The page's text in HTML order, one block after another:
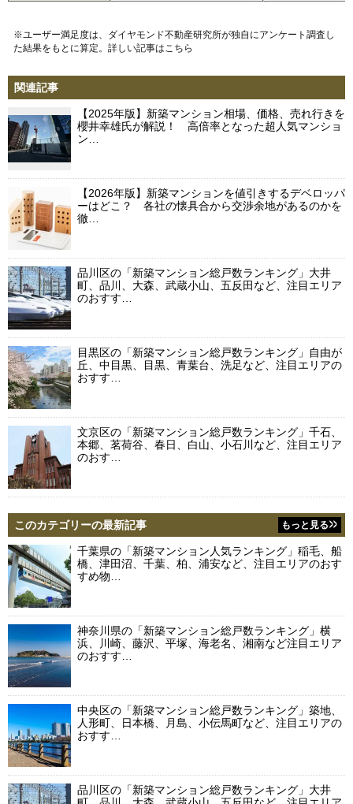
※ユーザー満足度は、ダイヤモンド不動産研究所が独自にアンケート調査し
た結果をもとに算定。詳しい記事は こちら
関連記事
【2025年版】新築マンション相場、価格、売れ行きを
櫻井幸雄氏が解説！ 高倍率となった超人気マンショ
ン…
【2026年版】新築マンションを値引きするデベロッパ
ーはどこ？ 各社の懐具合から交渉余地があるのかを
徹…
品川区の「新築マンション総戸数ランキング」大井
町、品川、大森、武蔵小山、五反田など、注目エリア
のおすす…
目黒区の「新築マンション総戸数ランキング」自由が
丘、中目黒、目黒、青葉台、洗足など、注目エリアの
おすす…
文京区の「新築マンション総戸数ランキング」千石、
本郷、茗荷谷、春日、白山、小石川など、注目エリア
のおす…
このカテゴリーの最新記事 もっと見る
千葉県の「新築マンション人気ランキング」稲毛、船
橋、津田沼、千葉、柏、浦安など、注目エリアのおす
すめ物…
神奈川県の「新築マンション総戸数ランキング」横
浜、川崎、藤沢、平塚、海老名、湘南など注目エリア
のおすす…
中央区の「新築マンション総戸数ランキング」築地、
人形町、日本橋、月島、小伝馬町など、注目エリアの
おすす…
品川区の「新築マンション総戸数ランキング」大井